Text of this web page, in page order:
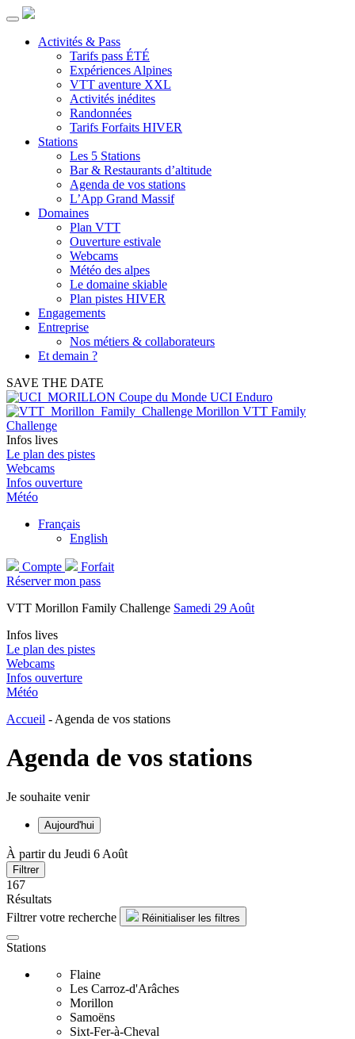
Activités & Pass
Tarifs pass ÉTÉ
Expériences Alpines
VTT aventure XXL
Activités inédites
Randonnées
Tarifs Forfaits HIVER
Stations
Les 5 Stations
Bar & Restaurants d’altitude
Agenda de vos stations
L’App Grand Massif
Domaines
Plan VTT
Ouverture estivale
Webcams
Météo des alpes
Le domaine skiable
Plan pistes HIVER
Engagements
Entreprise
Nos métiers & collaborateurs
Et demain ?
SAVE THE DATE
Coupe du Monde UCI Enduro
Morillon VTT Family
Challenge
Infos lives
Le plan des pistes
Webcams
Infos ouverture
Météo
Français
English
Compte
Forfait
Réserver mon pass
VTT Morillon Family Challenge Samedi 29 Août
Infos lives
Le plan des pistes
Webcams
Infos ouverture
Météo
Accueil - Agenda de vos stations
Agenda de vos stations
Je souhaite venir
Aujourd'hui
À partir du Jeudi 6 Août
Filtrer
167
Résultats
Filtrer votre recherche
Réinitialiser les filtres
Stations
Flaine
Les Carroz-d'Arâches
Morillon
Samoëns
Sixt-Fer-à-Cheval